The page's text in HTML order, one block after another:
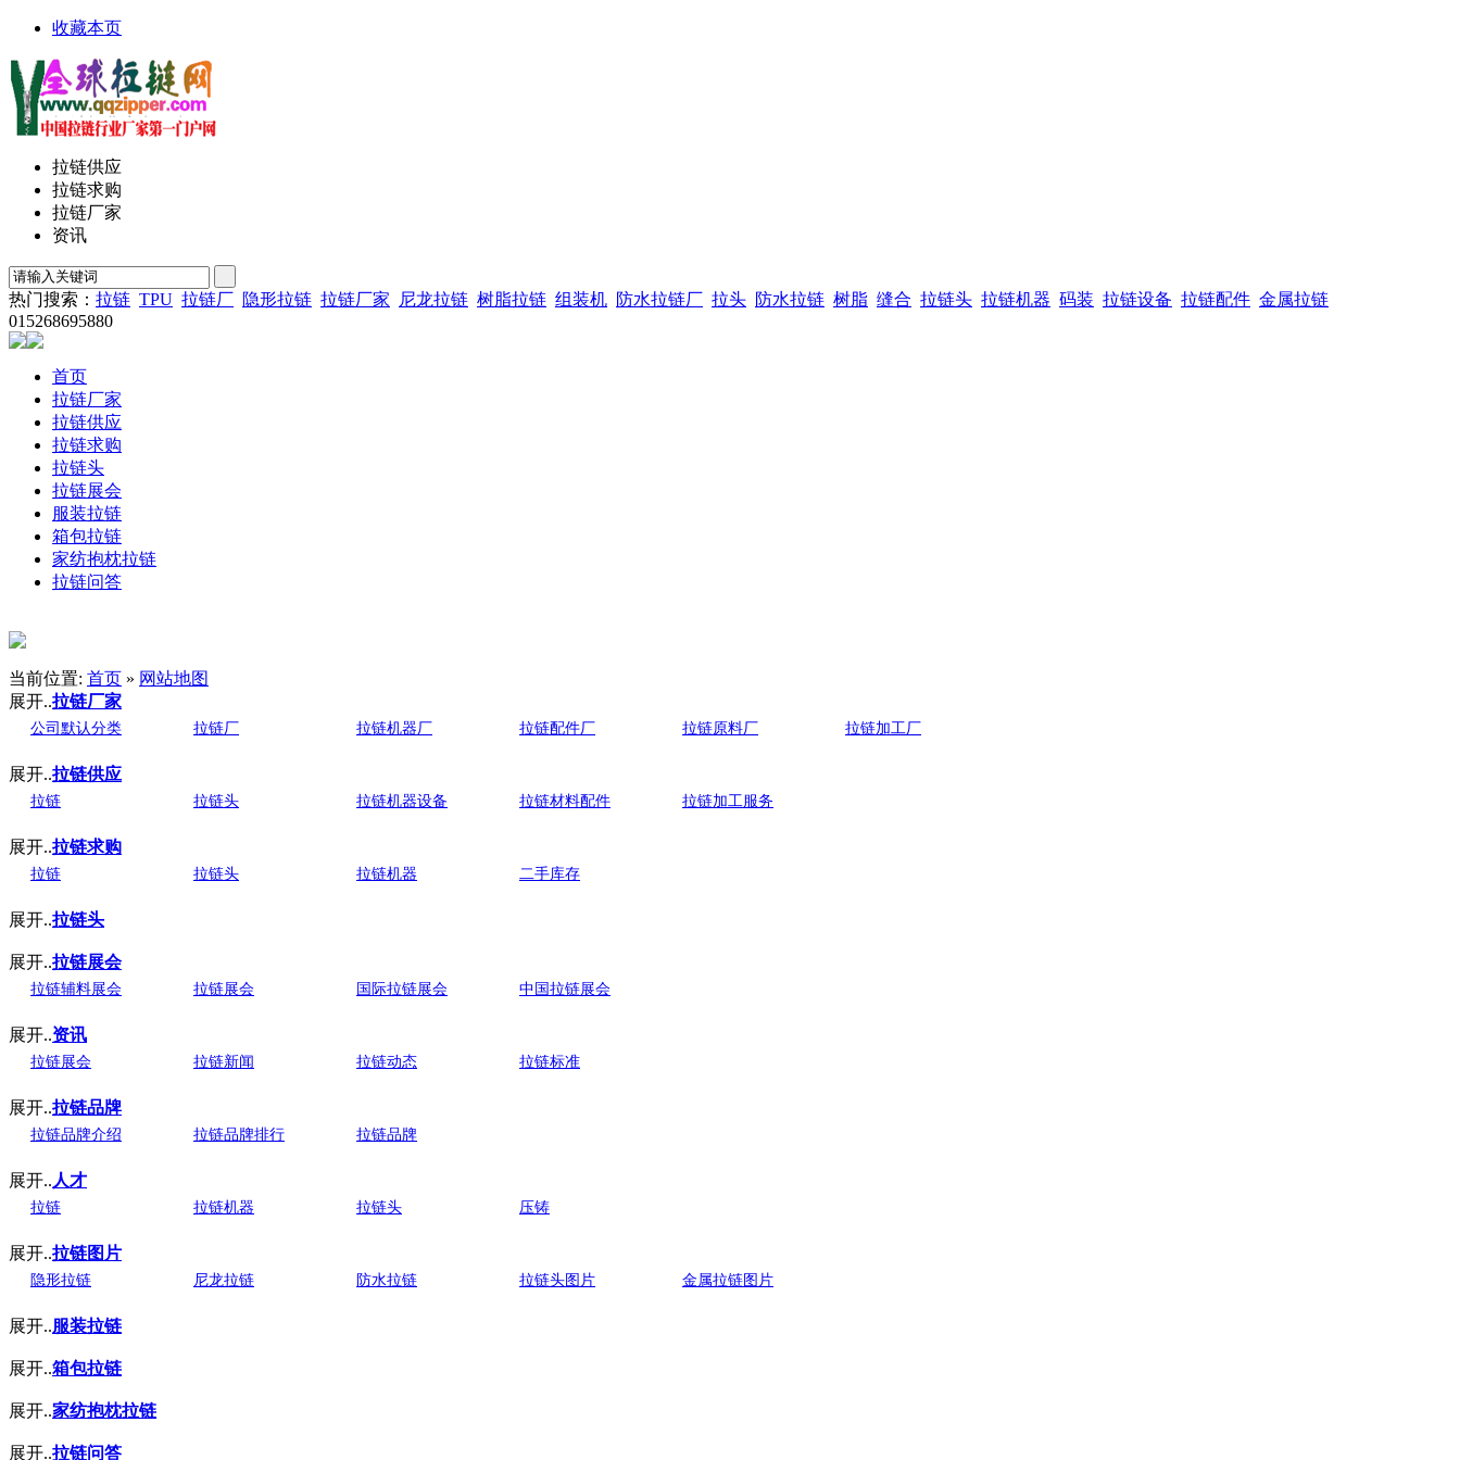
收藏本页
拉链供应
拉链求购
拉链厂家
资讯
热门搜索： 拉链 TPU 拉链厂 隐形拉链 拉链厂家 尼龙拉链 树脂拉链 组装机 防水拉链厂 拉头 防水拉链 树脂 缝合 拉链头 拉链机器 码装 拉链设备 拉链配件 金属拉链
015268695880
首页
拉链厂家
拉链供应
拉链求购
拉链头
拉链展会
服装拉链
箱包拉链
家纺抱枕拉链
拉链问答
当前位置: 首页 » 网站地图
展开..拉链厂家
公司默认分类 拉链厂 拉链机器厂 拉链配件厂 拉链原料厂 拉链加工厂
展开..拉链供应
拉链 拉链头 拉链机器设备 拉链材料配件 拉链加工服务
展开..拉链求购
拉链 拉链头 拉链机器 二手库存
展开..拉链头
展开..拉链展会
拉链辅料展会 拉链展会 国际拉链展会 中国拉链展会
展开..资讯
拉链展会 拉链新闻 拉链动态 拉链标准
展开..拉链品牌
拉链品牌介绍 拉链品牌排行 拉链品牌
展开.. 人才
拉链 拉链机器 拉链头 压铸
展开..拉链图片
隐形拉链 尼龙拉链 防水拉链 拉链头图片 金属拉链图片
展开..服装拉链
展开..箱包拉链
展开..家纺抱枕拉链
展开..拉链问答